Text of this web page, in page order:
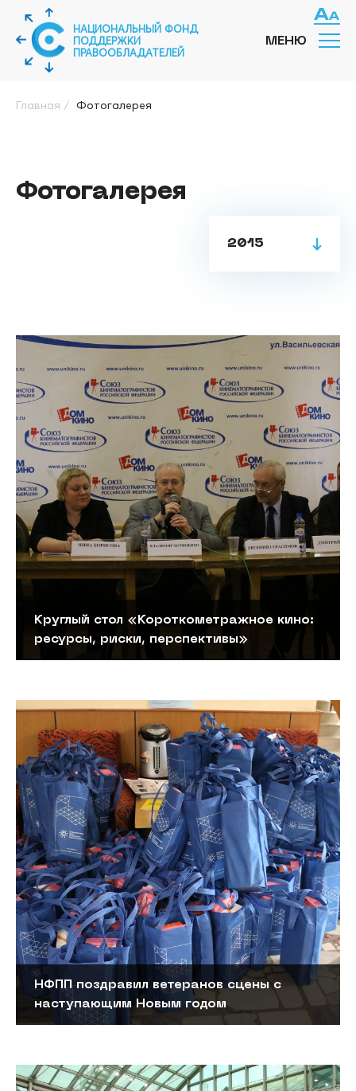
НАЦИОНАЛЬНЫЙ ФОНД
ПОДДЕРЖКИ
ПРАВООБЛАДАТЕЛЕЙ
МЕНЮ
Главная / Фотогалерея
Фотогалерея
2015
Круглый стол «Короткометражное кино:
ресурсы, риски, перспективы»
НФПП поздравил ветеранов сцены с
наступающим Новым годом